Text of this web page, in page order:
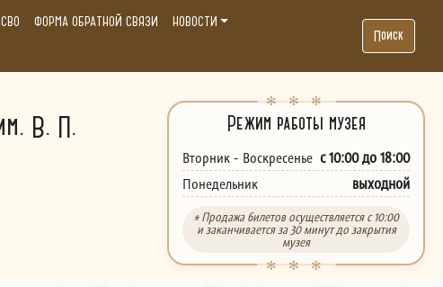
ФОРМА ОБРАТНОЙ СВЯЗИ
НОВОСТИ
Поиск
В. П.
Режим работы музея
Вторник - Воскресенье с 10:00 до 18:00
Понедельник выходной
* Продажа билетов осуществляется с 10:00
и заканчивается за 30 минут до закрытия
музея